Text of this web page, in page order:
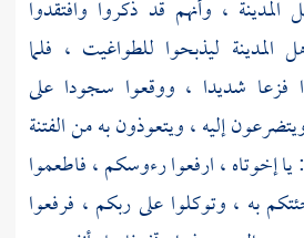
، وأنهم قد ذكروا وافتقدوا
المدينة ليذبحوا للطواغيت ، فلما
فزعا شديدا ، ووقعوا سجودا على
إليه ، ويتعوذون به من الفتنة
يا إخوتاه ، ارفعوا رءوسكم ، فاطعموا
به ، وتوكلوا على ربكم ، فرفعوا